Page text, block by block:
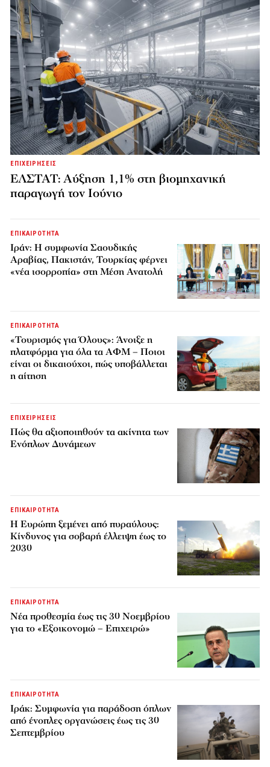
ΕΠΙΧΕΙΡΗΣΕΙΣ
ΕΛΣΤΑΤ: Αύξηση 1,1% στη βιομηχανική
παραγωγή τον Ιούνιο
ΕΠΙΚΑΙΡΟΤΗΤΑ
Ιράν: Η συμφωνία Σαουδικής
Αραβίας, Πακιστάν, Τουρκίας φέρνει
«νέα ισορροπία» στη Μέση Ανατολή
ΕΠΙΚΑΙΡΟΤΗΤΑ
«Τουρισμός για Όλους»: Άνοιξε η
πλατφόρμα για όλα τα ΑΦΜ – Ποιοι
είναι οι δικαιούχοι, πώς υποβάλλεται
η αίτηση
ΕΠΙΧΕΙΡΗΣΕΙΣ
Πώς θα αξιοποιηθούν τα ακίνητα των
Ενόπλων Δυνάμεων
ΕΠΙΚΑΙΡΟΤΗΤΑ
H Ευρώπη ξεμένει από πυραύλους:
Κίνδυνος για σοβαρή έλλειψη έως το
2030
ΕΠΙΚΑΙΡΟΤΗΤΑ
Νέα προθεσμία έως τις 30 Νοεμβρίου
για το «Εξοικονομώ – Επιχειρώ»
ΕΠΙΚΑΙΡΟΤΗΤΑ
Ιράκ: Συμφωνία για παράδοση όπλων
από ένοπλες οργανώσεις έως τις 30
Σεπτεμβρίου